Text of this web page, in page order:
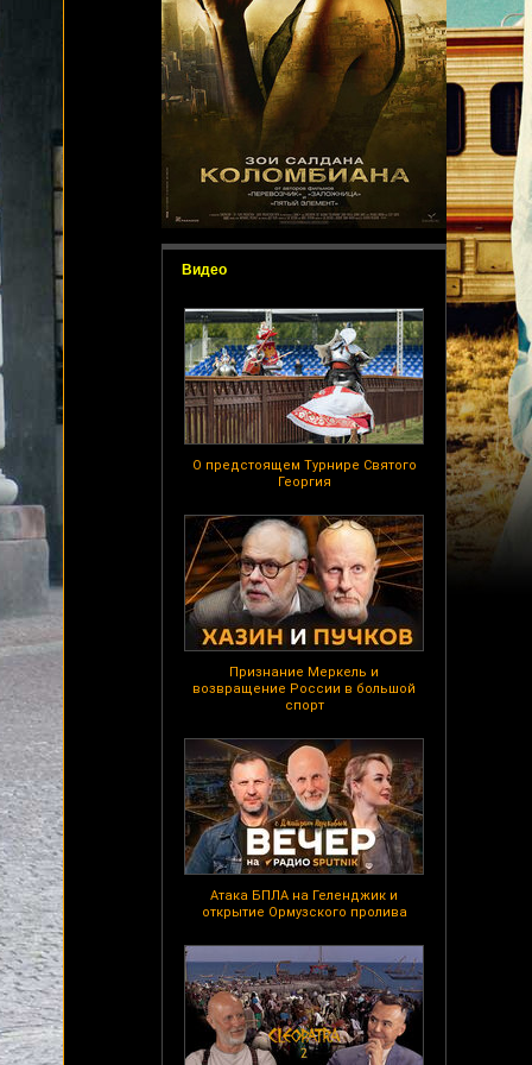
Видео
О предстоящем Турнире Святого
Георгия
Признание Меркель и
возвращение России в большой
спорт
Атака БПЛА на Геленджик и
открытие Ормузского пролива